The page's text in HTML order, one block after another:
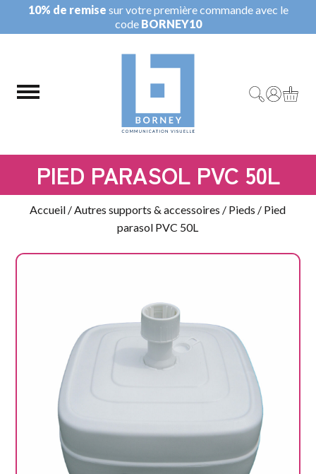
10% de remise sur votre première commande avec le
code BORNEY10
PIED PARASOL PVC 50L
Accueil /Autres supports & accessoires / Pieds / Pied
parasol PVC 50L